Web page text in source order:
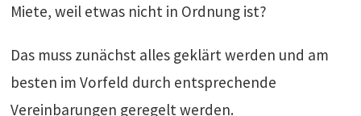
Miete, weil etwas nicht in Ordnung ist?
Das muss zunächst alles geklärt werden und am
besten im Vorfeld durch entsprechende
Vereinbarungen geregelt werden.